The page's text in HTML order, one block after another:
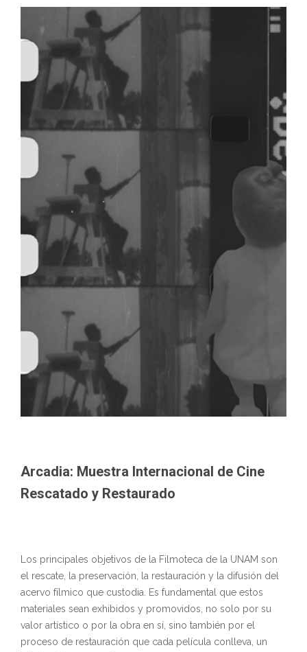
Arcadia: Muestra Internacional de Cine
Rescatado y Restaurado
Los principales objetivos de la Filmoteca de la UNAM son
el rescate, la preservación, la restauración y la difusión del
acervo fílmico que custodia. Es fundamental que estos
materiales sean exhibidos y promovidos, no solo por su
valor artístico o por la obra en sí, sino también por el
proceso de restauración que cada película conlleva, un